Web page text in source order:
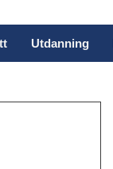
Utdanning